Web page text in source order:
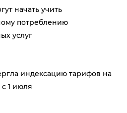
начать учить
потреблению
услуг
индексацию тарифов на
1 июля